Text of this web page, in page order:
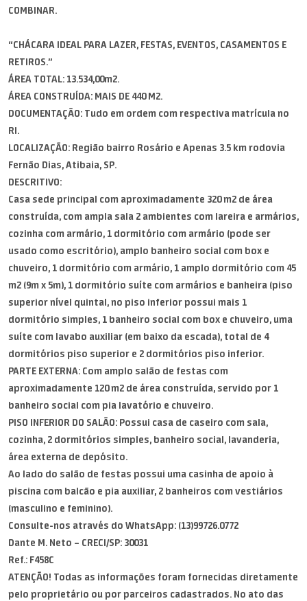
COMBINAR.
“CHÁCARA IDEAL PARA LAZER, FESTAS, EVENTOS, CASAMENTOS E
RETIROS.”
ÁREA TOTAL: 13.534,00m2.
ÁREA CONSTRUÍDA: MAIS DE 440 M2.
DOCUMENTAÇÃO: Tudo em ordem com respectiva matrícula no
RI.
LOCALIZAÇÃO: Região bairro Rosário e Apenas 3.5 km rodovia
Fernão Dias, Atibaia, SP.
DESCRITIVO:
Casa sede principal com aproximadamente 320 m2 de área
construída, com ampla sala 2 ambientes com lareira e armários,
cozinha com armário, 1 dormitório com armário (pode ser
usado como escritório), amplo banheiro social com box e
chuveiro, 1 dormitório com armário, 1 amplo dormitório com 45
m2 (9m x 5m), 1 dormitório suíte com armários e banheira (piso
superior nível quintal, no piso inferior possui mais 1
dormitório simples, 1 banheiro social com box e chuveiro, uma
suíte com lavabo auxiliar (em baixo da escada), total de 4
dormitórios piso superior e 2 dormitórios piso inferior.
PARTE EXTERNA: Com amplo salão de festas com
aproximadamente 120 m2 de área construída, servido por 1
banheiro social com pia lavatório e chuveiro.
PISO INFERIOR DO SALÃO: Possui casa de caseiro com sala,
cozinha, 2 dormitórios simples, banheiro social, lavanderia,
área externa de depósito.
Ao lado do salão de festas possui uma casinha de apoio à
piscina com balcão e pia auxiliar, 2 banheiros com vestiários
(masculino e feminino).
Consulte-nos através do WhatsApp: (13)99726.0772
Dante M. Neto – CRECI/SP: 30031
Ref.: F458C
ATENÇÃO! Todas as informações foram fornecidas diretamente
pelo proprietário ou por parceiros cadastrados. No ato das